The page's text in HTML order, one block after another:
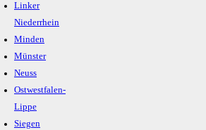
Linker
Niederrhein
Minden
Münster
Neuss
Ostwestfalen-
Lippe
Siegen